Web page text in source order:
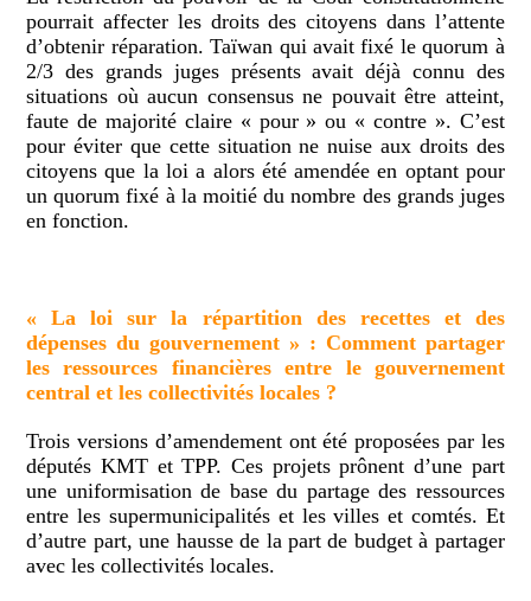
pourrait affecter les droits des citoyens dans l’attente
d’obtenir réparation. Taïwan qui avait fixé le quorum à
2/3 des grands juges présents avait déjà connu des
situations où aucun consensus ne pouvait être atteint,
faute de majorité claire « pour » ou « contre ». C’est
pour éviter que cette situation ne nuise aux droits des
citoyens que la loi a alors été amendée en optant pour
un quorum fixé à la moitié du nombre des grands juges
en fonction.
« La loi sur la répartition des recettes et des
dépenses du gouvernement » : Comment partager
les ressources financières entre le gouvernement
central et les collectivités locales ?
Trois versions d’amendement ont été proposées par les
députés KMT et TPP. Ces projets prônent d’une part
une uniformisation de base du partage des ressources
entre les supermunicipalités et les villes et comtés. Et
d’autre part, une hausse de la part de budget à partager
avec les collectivités locales.